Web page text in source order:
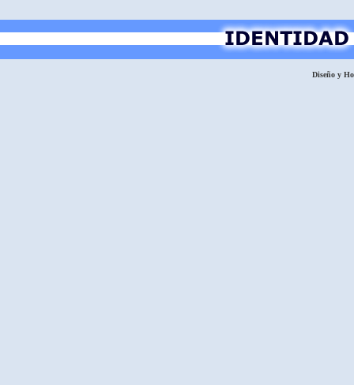
Diseño y